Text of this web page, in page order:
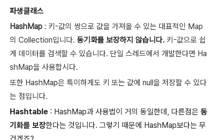
파생클래스
HashMap : 키-값의 쌍으로 값을 가져올 수 있는 대표적인 Map
의 Collection입니다. 동기화를 보장하지 않습니다. 키-값으로 쉽
게 데이터를 검색할 수 있습니다. 단일 스레드에서 개발한다면 Ha
shMap을 사용합시다.
또한 HashMap은 특이하게도 키 또는 값에 null을 저장할 수 있다
는 점입니다.
Hashtable : HashMap과 사용법이 거의 동일한데, 다른점은 동
기화를 보장한다는 것입니다. 그렇기 때문에 HashMap보다는 무